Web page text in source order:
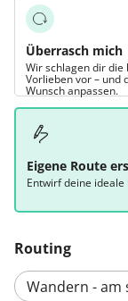
Überrasch mich
Wir schlagen dir die
Vorlieben vor – und
Wunsch anpassen.
Eigene Route
Entwirf deine ideale
Routing